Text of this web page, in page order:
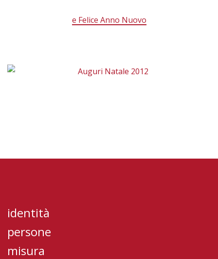
e Felice Anno Nuovo
identità
persone
misura